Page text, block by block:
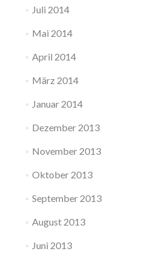
Juli 2014
Mai 2014
April 2014
März 2014
Januar 2014
Dezember 2013
November 2013
Oktober 2013
September 2013
August 2013
Juni 2013